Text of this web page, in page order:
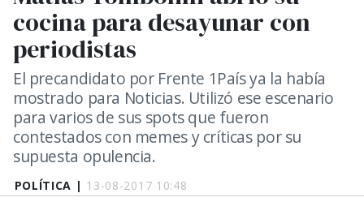
POLÍTICA | 13-08-2017 10:48
cocina para desayunar con
periodistas
El precandidato por Frente 1País ya la había
mostrado para Noticias. Utilizó ese escenario
para varios de sus spots que fueron
contestados con memes y críticas por su
supuesta opulencia.